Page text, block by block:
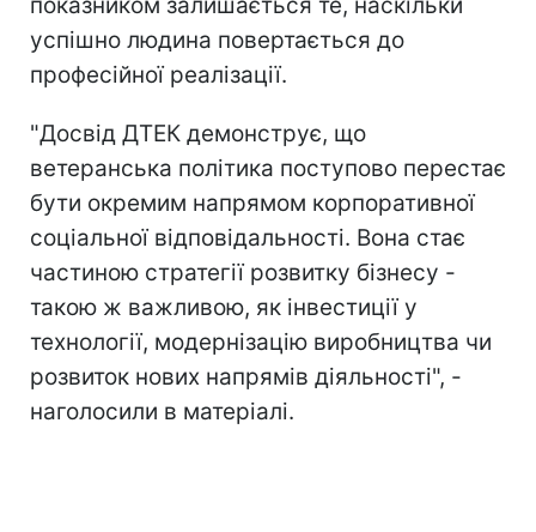
успішно людина повертається до
професійної реалізації.
"Досвід ДТЕК демонструє, що
ветеранська політика поступово перестає
бути окремим напрямом корпоративної
соціальної відповідальності. Вона стає
частиною стратегії розвитку бізнесу -
такою ж важливою, як інвестиції у
технології, модернізацію виробництва чи
розвиток нових напрямів діяльності", -
наголосили в матеріалі.